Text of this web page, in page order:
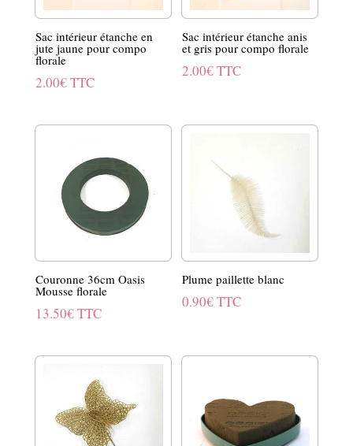
Sac intérieur étanche en
jute jaune pour compo
florale
2.00€TTC
Sac intérieur étanche anis
et gris pour compo florale
2.00€TTC
Couronne 36cm Oasis
Mousse florale
13.50€TTC
Plume paillette blanc
0.90€TTC